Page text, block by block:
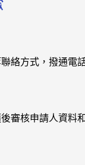
絡方式，撥通
審核申請人資料